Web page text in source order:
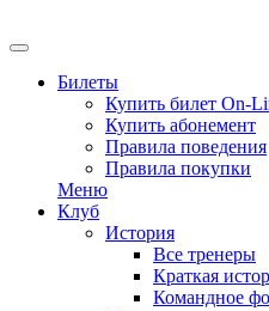
Билеты
Купить билет On-
Купить абонемент
Правила поведения
Правила покупки
Меню
Клуб
История
Все тренеры
Краткая
Командное